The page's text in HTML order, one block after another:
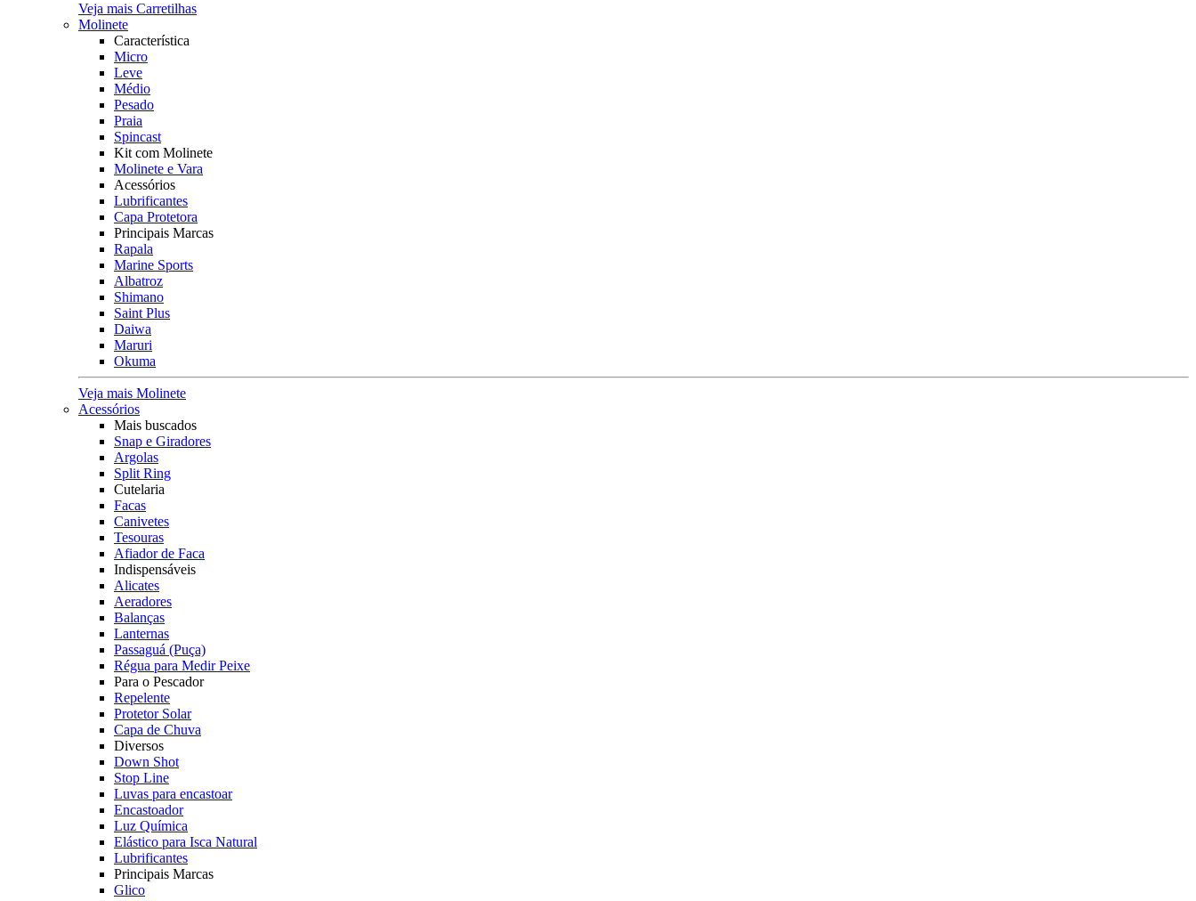
Veja mais Carretilhas
Molinete
Característica
Micro
Leve
Médio
Pesado
Praia
Spincast
Kit com Molinete
Molinete e Vara
Acessórios
Lubrificantes
Capa Protetora
Principais Marcas
Rapala
Marine Sports
Albatroz
Shimano
Saint Plus
Daiwa
Maruri
Okuma
Veja mais Molinete
Acessórios
Mais buscados
Snap e Giradores
Argolas
Split Ring
Cutelaria
Facas
Canivetes
Tesouras
Afiador de Faca
Indispensáveis
Alicates
Aeradores
Balanças
Lanternas
Passaguá (Puça)
Régua para Medir Peixe
Para o Pescador
Repelente
Protetor Solar
Capa de Chuva
Diversos
Down Shot
Stop Line
Luvas para encastoar
Encastoador
Luz Química
Elástico para Isca Natural
Lubrificantes
Principais Marcas
Glico